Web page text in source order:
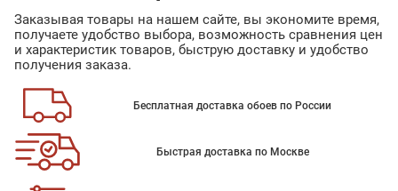
Заказывая товары на нашем сайте, вы экономите время,
получаете удобство выбора, возможность сравнения цен
и характеристик товаров, быструю доставку и удобство
получения заказа.
Бесплатная доставка обоев по России
Быстрая доставка по Москве